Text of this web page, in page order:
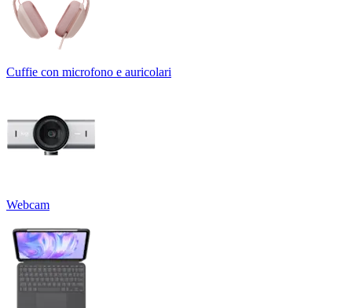
Cuffie con microfono e auricolari
Webcam